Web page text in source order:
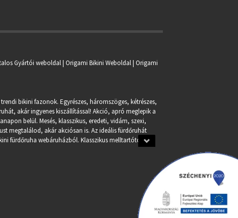
Gyártói weboldal | Origami Bikini Weboldal |Origami
bikini fazonok. Egyrészes, háromszöges, kétrészes,
akár ingyenes kiszállítással! Akció, apró meglepik a
belül. Mesés, klasszikus, eredeti, vidám, szexi,
megtalálod, akár akciósan is. Az ideális fürdőruhát
fürdőruha webáruházból. Klasszikus melltartótól a